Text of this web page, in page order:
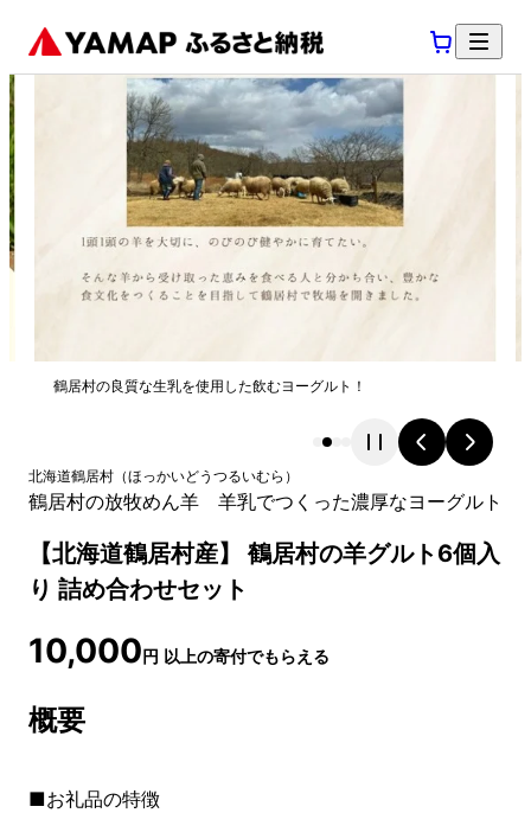
鶴居村の良質な生乳を使用した飲むヨーグルト！
北海道鶴居村 （ほっかいどう つるいむら ）
鶴居村の放牧めん羊 羊乳でつくった濃厚なヨーグルト
【北海道鶴居村産】 鶴居村の羊グルト6個入
り 詰め合わせセット
10,000円 以上の寄付でもらえる
概要
■お礼品の特徴